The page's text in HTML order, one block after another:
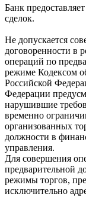
Банк
сделок.
Не допускается
договоренности в
операций по
режиме Кодексом
Российской
Федерации
нарушившие
временно
организованных
должности в
управления.
Для совершения
предварительной
режимы торгов,
исключительно